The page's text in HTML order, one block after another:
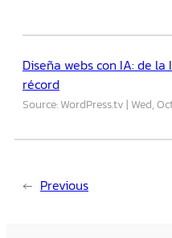
Diseña webs con IA: de
récord
Source: WordPress.tv Wed,
← Previous